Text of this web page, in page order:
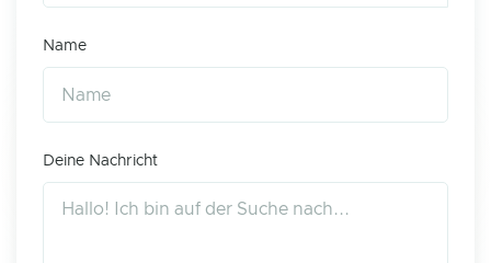
Name
Deine Nachricht